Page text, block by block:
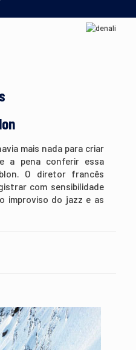
mais nada para criar
a pena conferir essa
O diretor francês
com sensibilidade
improviso do jazz e as